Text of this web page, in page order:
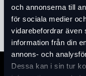
och annonserna till
för sociala medier
vidarebefordrar även
information från din
annons- och
Dessa kan i sin tur
Läs merexpand_more